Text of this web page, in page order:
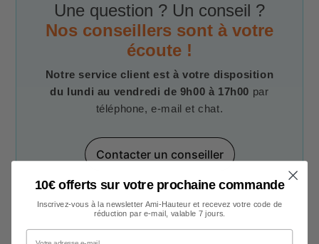
Une question ? Un conseil ?
Nos conseillers sont à votre
écoute !
Notre service client est à votre disposition
du lundi au vendredi de 9h00 à 17h00 par
téléphone, e-mail et chat.
Contacter un conseiller
10€ offerts sur votre prochaine commande
Inscrivez-vous à la newsletter Ami-Hauteur et recevez votre code de
réduction par e-mail, valable 7 jours.
Votre adresse e-mail